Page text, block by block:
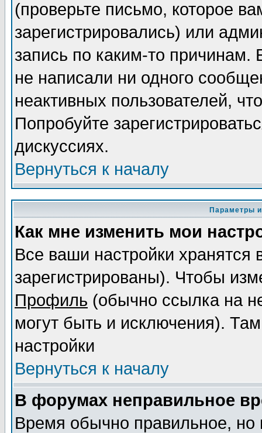
(проверьте письмо, которое
зарегистрировались) или
запись по каким-то
не написали ни одного
неактивных пользователей,
Попробуйте
дискуссиях.
Вернуться к началу
Параметры
Как мне изменить мои
Все ваши настройки
зарегистрированы). Чтобы
Профиль (обычно ссылка на
могут быть и исключения).
настройки
Вернуться к началу
В форумах неправильное
Время обычно правильное,